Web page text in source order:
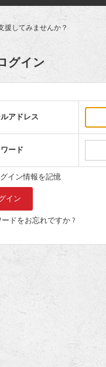
援してみませんか？
グイン
アドレス
ード
イン情報を記憶
ドをお忘れですか ?